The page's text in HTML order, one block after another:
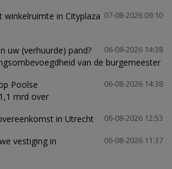
07-08-2026 09:10
winkelruimte in Cityplaza
06-08-2026 14:38
uw (verhuurde) pand?
van de burgemeester
06-08-2026 14:38
Poolse
mrd over
06-08-2026 12:53
in Utrecht
06-08-2026 11:37
vestiging in